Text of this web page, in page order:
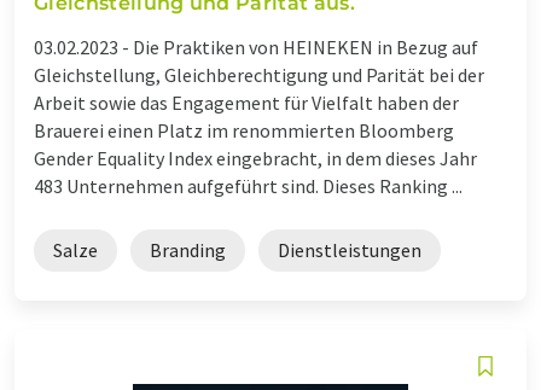
03.02.2023 - Die Praktiken von HEINEKEN in Bezug auf
Gleichstellung, Gleichberechtigung und Parität bei der
Arbeit sowie das Engagement für Vielfalt haben der
Brauerei einen Platz im renommierten Bloomberg
Gender Equality Index eingebracht, in dem dieses Jahr
483 Unternehmen aufgeführt sind. Dieses Ranking ...
Salze Branding Dienstleistungen